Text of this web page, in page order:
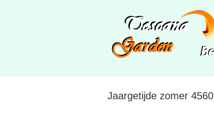
Jaargetijde zomer 4560